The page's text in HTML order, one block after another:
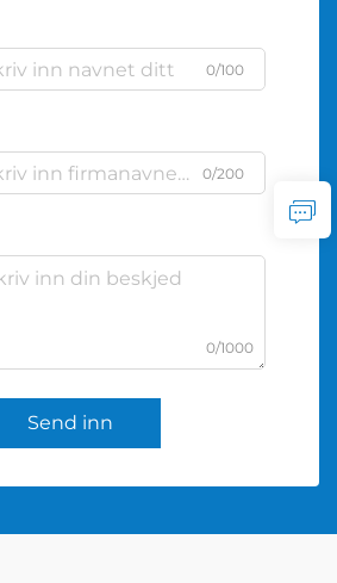
0/100
0/200
0/1000
Send inn